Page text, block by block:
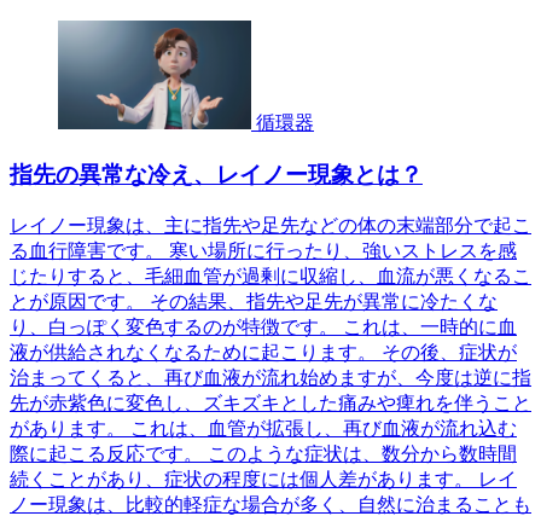
循環器
指先の異常な冷え、レイノー現象とは？
レイノー現象は、主に指先や足先などの体の末端部分で起こ
る血行障害です。 寒い場所に行ったり、強いストレスを感
じたりすると、毛細血管が過剰に収縮し、血流が悪くなるこ
とが原因です。 その結果、指先や足先が異常に冷たくな
り、白っぽく変色するのが特徴です。 これは、一時的に血
液が供給されなくなるために起こります。 その後、症状が
治まってくると、再び血液が流れ始めますが、今度は逆に指
先が赤紫色に変色し、ズキズキとした痛みや痺れを伴うこと
があります。 これは、血管が拡張し、再び血液が流れ込む
際に起こる反応です。 このような症状は、数分から数時間
続くことがあり、症状の程度には個人差があります。 レイ
ノー現象は、比較的軽症な場合が多く、自然に治まることも